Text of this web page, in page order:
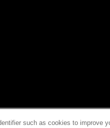
such as cookies to improve